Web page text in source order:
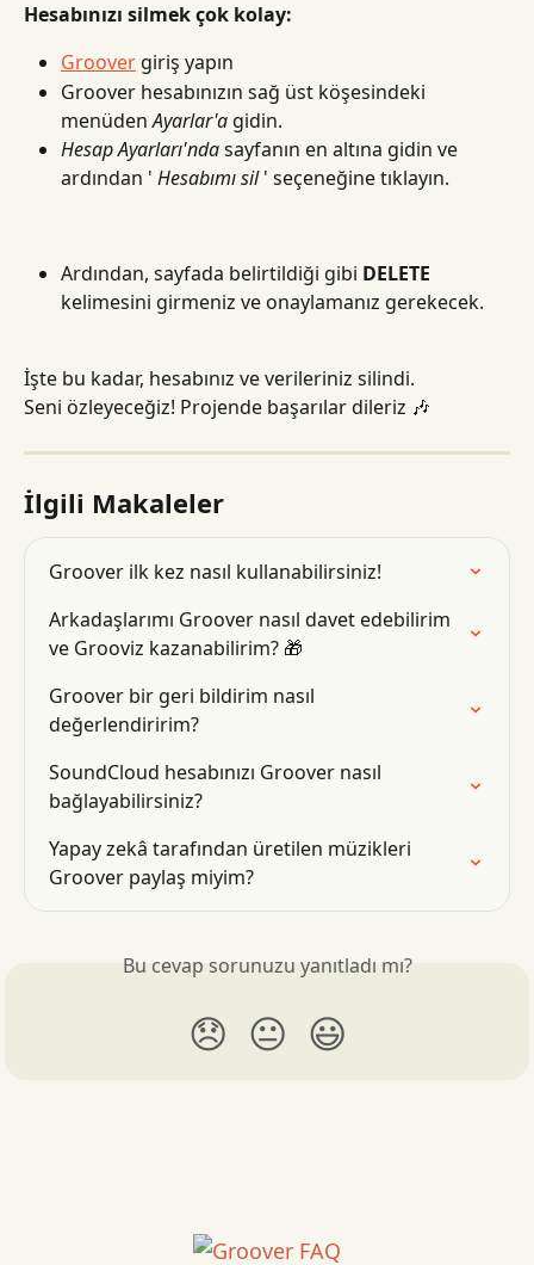
Hesabınızı silmek çok kolay:
Groover giriş yapın
Groover hesabınızın sağ üst köşesindeki
menüden Ayarlar'a gidin.
Hesap Ayarları'nda sayfanın en altına gidin ve
ardından ' Hesabımı sil ' seçeneğine tıklayın.
Ardından, sayfada belirtildiği gibi DELETE
kelimesini girmeniz ve onaylamanız gerekecek.
İşte bu kadar, hesabınız ve verileriniz silindi.
Seni özleyeceğiz! Projende başarılar dileriz 🎶
İlgili Makaleler
Groover ilk kez nasıl kullanabilirsiniz!
Arkadaşlarımı Groover nasıl davet edebilirim
ve Grooviz kazanabilirim? 🎁
Groover bir geri bildirim nasıl
değerlendiririm?
SoundCloud hesabınızı Groover nasıl
bağlayabilirsiniz?
Yapay zekâ tarafından üretilen müzikleri
Groover paylaş miyim?
Bu cevap sorunuzu yanıtladı mı?
😞 😐 😃